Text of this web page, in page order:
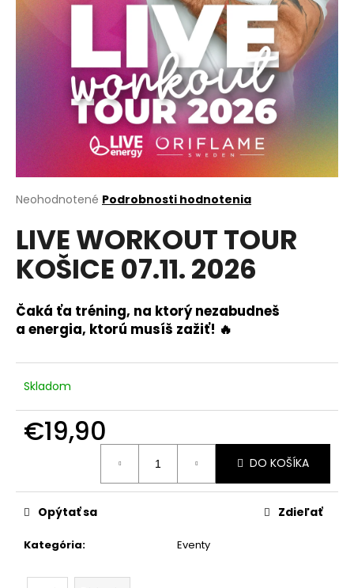
Priemerné
produktu
je
0,0
hviezdičiek.
Neohodnotené Podrobnosti hodnotenia
LIVE WORKOUT TOUR
KOŠICE 07.11. 2026
Čaká ťa tréning, na ktorý nezabudneš
a energia, ktorú musíš zažiť! 🔥
Skladom
€19,90
DO KOŠÍKA
Kategória: Eventy
Opýtať sa Zdieľať
á
j
s
O
d
o
r
ú
č
m
e
K
ONLINE
TRÉNINGOVÉMU
PROGRAMU
LIVE